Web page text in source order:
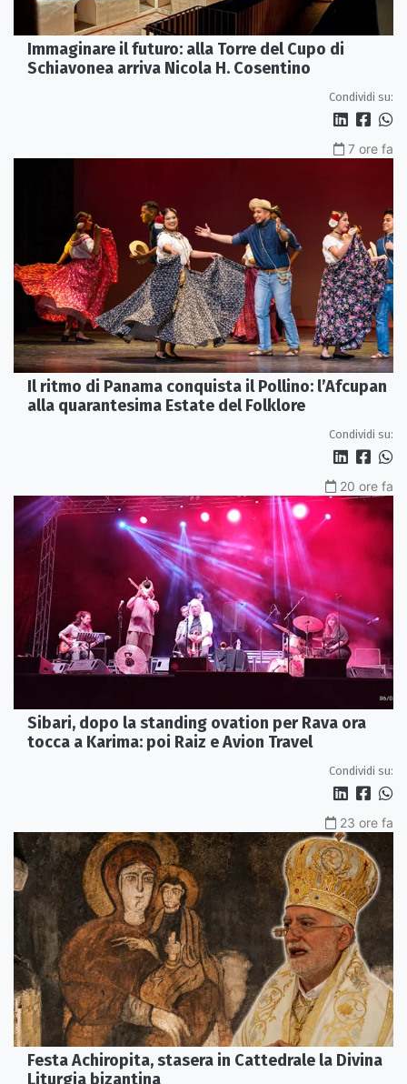
Immaginare il futuro: alla Torre del Cupo di
Schiavonea arriva Nicola H. Cosentino
Condividi su:
7 ore fa
Il ritmo di Panama conquista il Pollino: l’Afcupan
alla quarantesima Estate del Folklore
Condividi su:
20 ore fa
Sibari, dopo la standing ovation per Rava ora
tocca a Karima: poi Raiz e Avion Travel
Condividi su:
23 ore fa
Festa Achiropita, stasera in Cattedrale la Divina
Liturgia bizantina